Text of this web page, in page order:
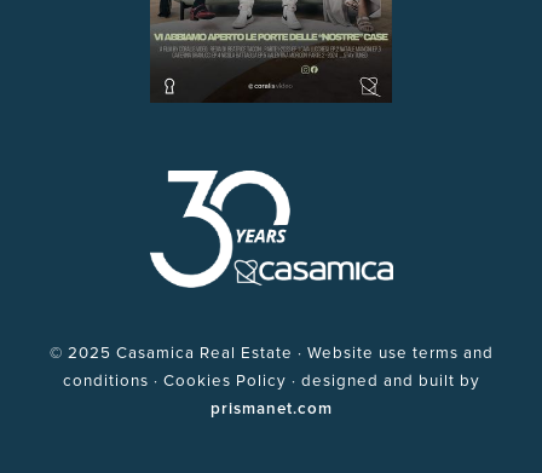
© 2025 Casamica Real Estate · Website use terms and
conditions · Cookies Policy · designed and built by
prismanet.com